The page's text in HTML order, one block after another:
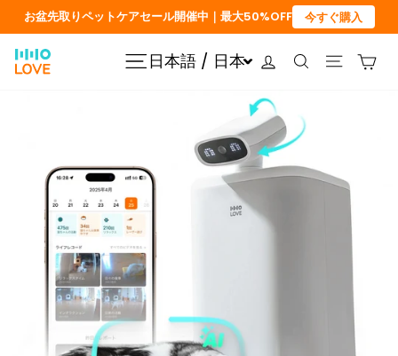
ン
お盆先取りペットケアセール開催中｜最大50%OFF 今すぐ購入
サイトナビゲーション
日本語 / 日本 ログイン
検索サイトナ
カ